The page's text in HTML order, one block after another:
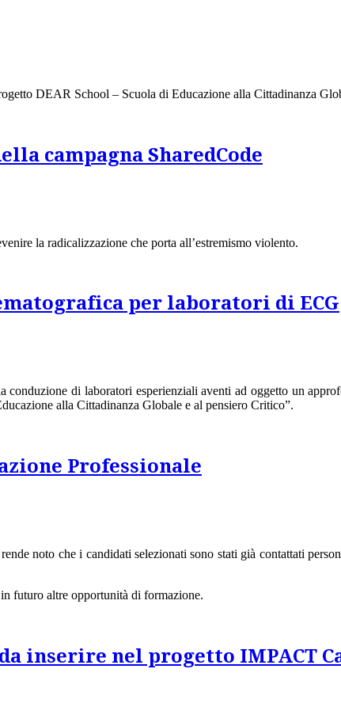
DEAR School – Scuola di Educazione alla Cittadinanza
campagna SharedCode
la radicalizzazione che porta all’estremismo violento.
per laboratori di ECG
di laboratori esperienziali aventi ad oggetto un
alla Cittadinanza Globale e al pensiero Critico”.
Professionale
noto che i candidati selezionati sono stati già contattati
futuro altre opportunità di formazione.
inserire nel progetto IMPACT